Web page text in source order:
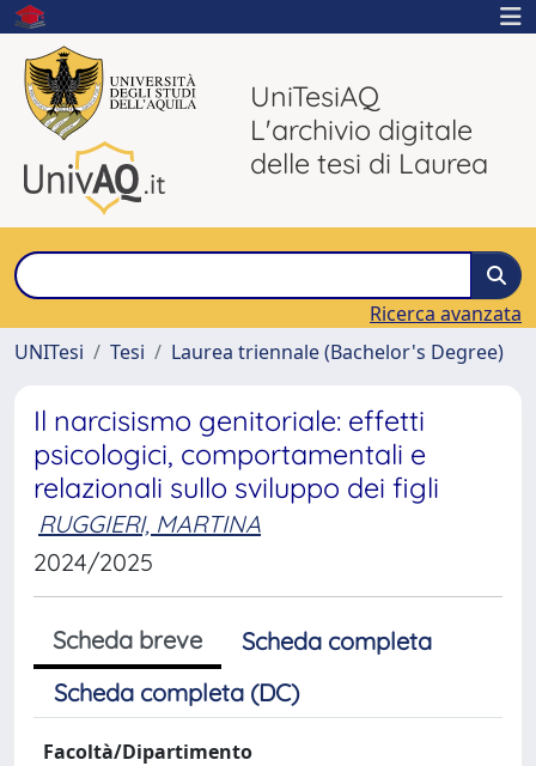
UniTesiAQ
L'archivio digitale
delle tesi di Laurea
Ricerca avanzata
UNITesi
Tesi Laurea triennale (Bachelor's Degree)
Il narcisismo genitoriale: effetti
psicologici, comportamentali e
relazionali sullo sviluppo dei figli
RUGGIERI, MARTINA
2024/2025
Scheda breve
Scheda completa
Scheda completa (DC)
Facoltà/Dipartimento